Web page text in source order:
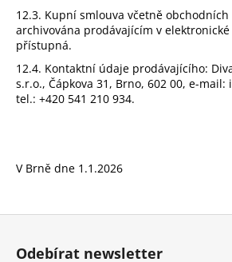
12.3. Kupní smlouva včetně
archivována prodávajícím v
přístupná.
12.4. Kontaktní údaje prodávajícího:
s.r.o., Čápkova 31, Brno, 602 00, e-mail:
tel.: +420 541 210 934.
V Brně dne 1.1.2026
Z
Odebírat newsletter